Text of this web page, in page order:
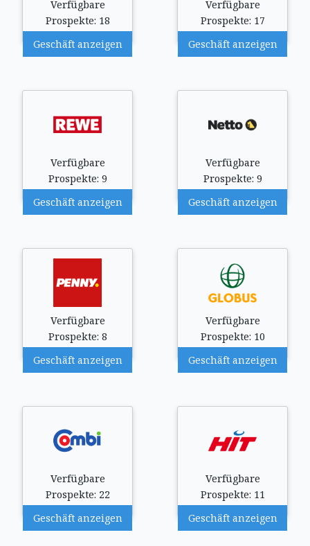
Verfügbare
Prospekte: 18
Geschäft anzeigen
Verfügbare
Prospekte: 17
Geschäft anzeigen
Verfügbare
Prospekte: 9
Geschäft anzeigen
Verfügbare
Prospekte: 9
Geschäft anzeigen
Verfügbare
Prospekte: 8
Geschäft anzeigen
Verfügbare
Prospekte: 10
Geschäft anzeigen
Verfügbare
Prospekte: 22
Geschäft anzeigen
Verfügbare
Prospekte: 11
Geschäft anzeigen